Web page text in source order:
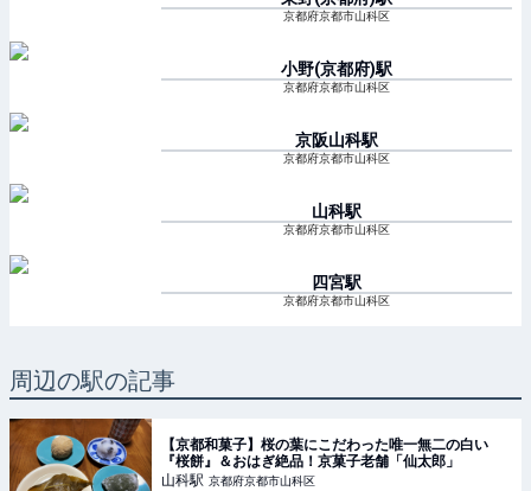
京都府京都市山科区
小野(京都府)駅
京都府京都市山科区
京阪山科駅
京都府京都市山科区
山科駅
京都府京都市山科区
四宮駅
京都府京都市山科区
周辺の駅の記事
【京都和菓子】桜の葉にこだわった唯一無二の白い
『桜餅』＆おはぎ絶品！京菓子老舗「仙太郎」
山科駅 京都府京都市山科区